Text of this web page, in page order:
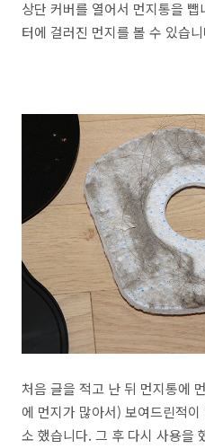
상단 커버를 열어서 먼지통을
터에 걸러진 먼지를 볼 수 있습
처음 글을 적고 난 뒤 먼지통에
에 먼지가 많아서) 보여드린적
소 했습니다. 그 후 다시 사용을